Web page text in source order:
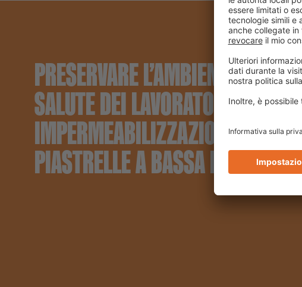
PRESERVARE L’AMBIENTE E LA
SALUTE DEI LAVORATORI CON
IMPERMEABILIZZAZIONI DI
PIASTRELLE A BASSA EMISSIONE